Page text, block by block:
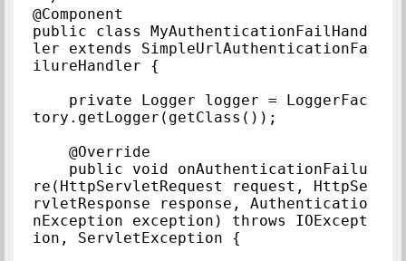
@Component
public class MyAuthenticationFailHand
ler extends SimpleUrlAuthenticationFa
ilureHandler {
tory.getLogger(getClass());
re(HttpServletRequest request, HttpSe
rvletResponse response, Authenticatio
nException exception) throws IOExcept
ion, ServletException {